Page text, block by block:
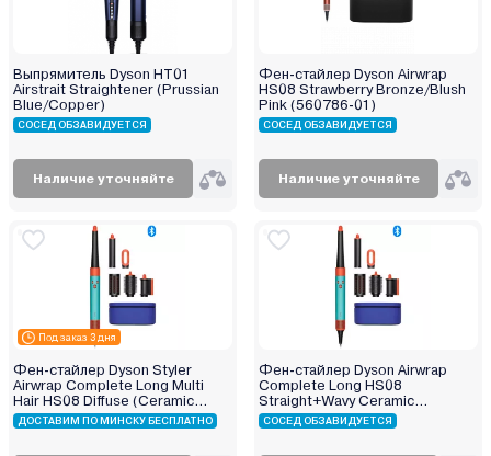
Выпрямитель Dyson HT01
Airstrait Straightener (Prussian
Blue/Copper)
СОСЕД ОБЗАВИДУЕТСЯ
Наличие уточняйте
Фен-стайлер Dyson Airwrap
HS08 Strawberry Bronze/Blush
Pink (560786-01)
СОСЕД ОБЗАВИДУЕТСЯ
Наличие уточняйте
Под заказ 3 дня
Фен-стайлер Dyson Styler
Airwrap Complete Long Multi
Hair HS08 Diffuse (Ceramic
Patina/Topaz)
ДОСТАВИМ ПО МИНСКУ БЕСПЛАТНО
Фен-стайлер Dyson Airwrap
Complete Long HS08
Straight+Wavy Ceramic
Patina/Topaz (533804-01)
СОСЕД ОБЗАВИДУЕТСЯ